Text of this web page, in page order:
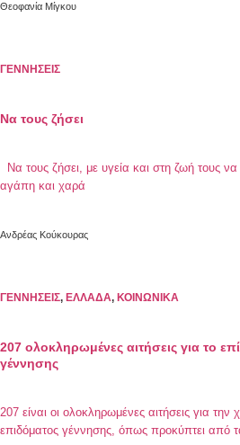
Θεοφανία Μίγκου
ΓΕΝΝΗΣΕΙΣ
Να τους ζήσει
Να τους ζήσει, με υγεία και στη ζωή τους
αγάπη και χαρά
Ανδρέας Κούκουρας
ΓΕΝΝΗΣΕΙΣ, ΕΛΛΑΔΑ, ΚΟΙΝΩΝΙΚΑ
207 ολοκληρωμένες αιτήσεις για το
γέννησης
207 είναι οι ολοκληρωμένες αιτήσεις για την
επιδόματος γέννησης, όπως προκύπτει από